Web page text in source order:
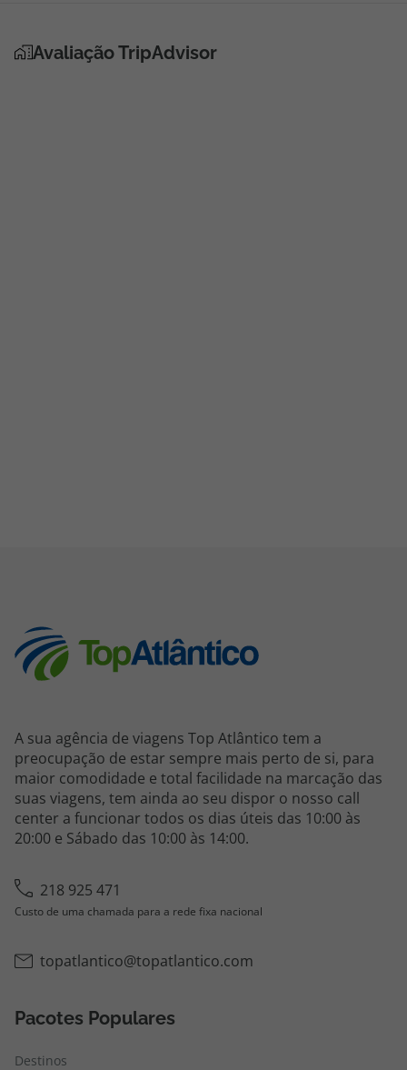
Avaliação TripAdvisor
A sua agência de viagens Top Atlântico tem a
preocupação de estar sempre mais perto de si, para
maior comodidade e total facilidade na marcação das
suas viagens, tem ainda ao seu dispor o nosso call
center a funcionar todos os dias úteis das 10:00 às
20:00 e Sábado das 10:00 às 14:00.
218 925 471
Custo de uma chamada para a rede fixa nacional
topatlantico@topatlantico.com
Pacotes Populares
Destinos